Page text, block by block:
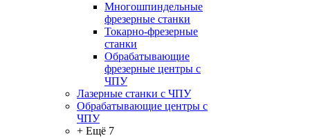
Многошпиндельные
фрезерные станки
Токарно-фрезерные
станки
Обрабатывающие
фрезерные центры с
ЧПУ
Лазерные станки с ЧПУ
Обрабатывающие центры с
ЧПУ
+ Ещё 7